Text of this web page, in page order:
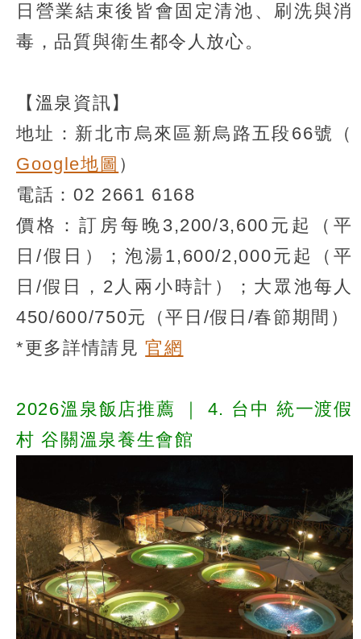
日營業結束後皆會固定清池、刷洗與消
毒，品質與衛生都令人放心。
【溫泉資訊】
地址：新北市烏來區新烏路五段66號（
Google地圖 ）
電話：02 2661 6168
價格：訂房每晚3,200/3,600元起（平
日/假日）；泡湯1,600/2,000元起（平
日/假日，2人兩小時計）；大眾池每人
450/600/750元（平日/假日/春節期間）
*更多詳情請見官網
2026溫泉飯店推薦 ｜
4. 台中 統一渡假
村 谷關溫泉養生會館